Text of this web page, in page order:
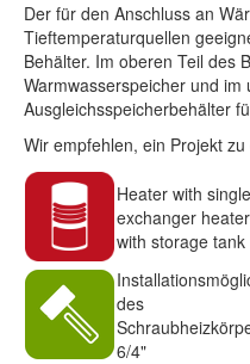
Der für den Anschluss an
Tieftemperaturquellen
Behälter. Im oberen Teil des
Warmwasserspeicher und im
Ausgleichsspeicherbehälter
Wir empfehlen, ein Projekt
Heater with
exchanger
with storage tank
des
6/4"